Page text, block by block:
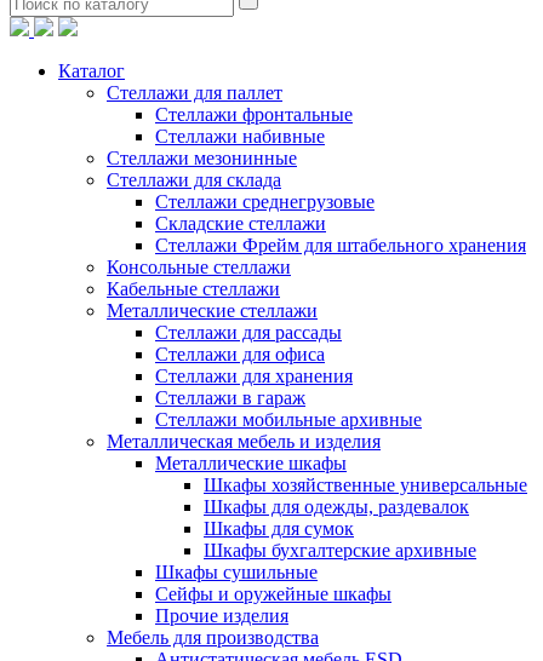
Каталог
Стеллажи для паллет
Стеллажи фронтальные
Стеллажи набивные
Стеллажи мезонинные
Стеллажи для склада
Стеллажи среднегрузовые
Складские стеллажи
Стеллажи Фрейм для штабельного хранения
Консольные стеллажи
Кабельные стеллажи
Металлические стеллажи
Стеллажи для рассады
Стеллажи для офиса
Стеллажи для хранения
Стеллажи в гараж
Стеллажи мобильные архивные
Металлическая мебель и изделия
Металлические шкафы
Шкафы хозяйственные универсальные
Шкафы для одежды, раздевалок
Шкафы для сумок
Шкафы бухгалтерские архивные
Шкафы сушильные
Сейфы и оружейные шкафы
Прочие изделия
Мебель для производства